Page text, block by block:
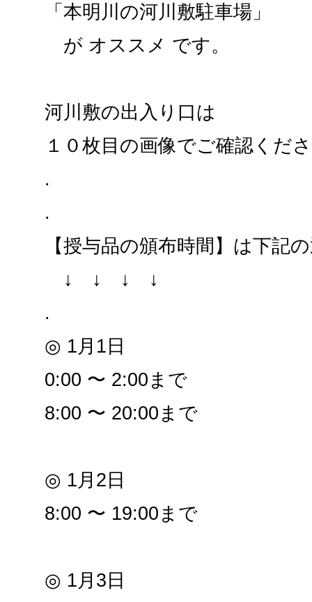
「本明川の河川敷駐車場」
が オススメ です。
河川敷の出入り口は
１０枚目の画像でご確認くだ
.
.
【授与品の頒布時間】は下記
↓ ↓ ↓ ↓
.
◎ 1月1日
0:00 〜 2:00まで
8:00 〜 20:00まで
◎ 1月2日
8:00 〜 19:00まで
◎ 1月3日